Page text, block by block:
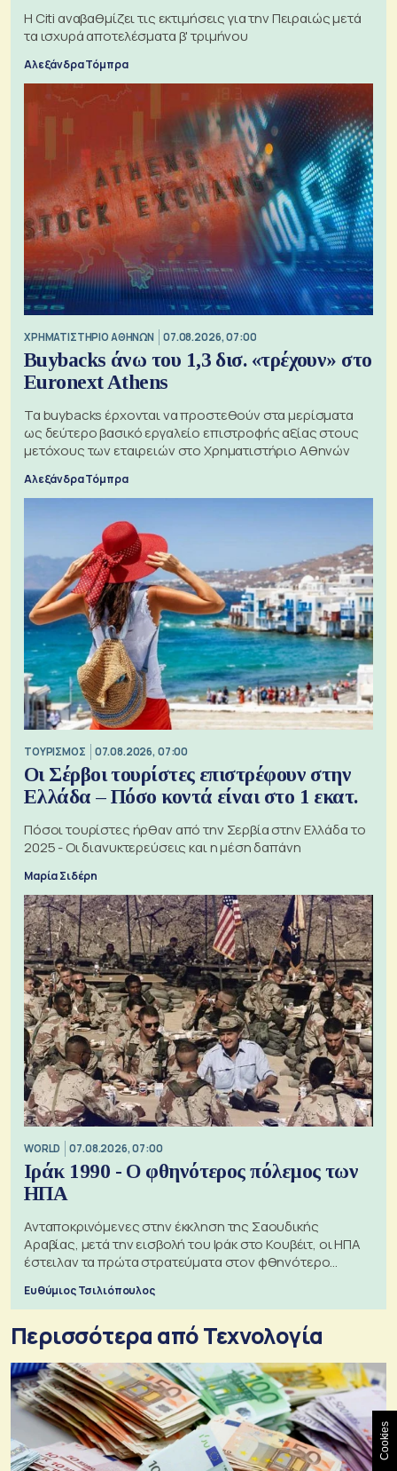
Η Citi αναβαθμίζει τις εκτιμήσεις για την Πειραιώς μετά
τα ισχυρά αποτελέσματα β' τριμήνου
Αλεξάνδρα Τόμπρα
XΡΗΜΑΤΙΣΤΗΡΙΟ ΑΘΗΝΩΝ 07.08.2026, 07:00
Buybacks άνω του 1,3 δισ. «τρέχουν» στο
Euronext Athens
Τα buybacks έρχονται να προστεθούν στα μερίσματα
ως δεύτερο βασικό εργαλείο επιστροφής αξίας στους
μετόχους των εταιρειών στο Χρηματιστήριο Αθηνών
Αλεξάνδρα Τόμπρα
ΤΟΥΡΙΣΜΟΣ 07.08.2026, 07:00
Οι Σέρβοι τουρίστες επιστρέφουν στην
Ελλάδα – Πόσο κοντά είναι στο 1 εκατ.
Πόσοι τουρίστες ήρθαν από την Σερβία στην Ελλάδα το
2025 - Οι διανυκτερεύσεις και η μέση δαπάνη
Μαρία Σιδέρη
WORLD 07.08.2026, 07:00
Ιράκ 1990 - Ο φθηνότερος πόλεμος των
ΗΠΑ
Ανταποκρινόμενες στην έκκληση της Σαουδικής
Αραβίας, μετά την εισβολή του Ιράκ στο Κουβέιτ, οι ΗΠΑ
έστειλαν τα πρώτα στρατεύματα στον φθηνότερο
πόλεμο της ιστορίας τους
Ευθύμιος Τσιλιόπουλος
Περισσότερα από Τεχνολογία
Cookies